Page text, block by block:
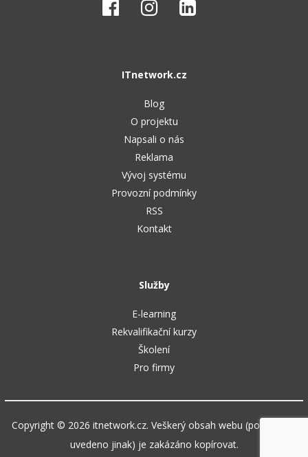
ITnetwork.cz
Blog
O projektu
Napsali o nás
Reklama
Vývoj systému
Provozní podmínky
RSS
Kontakt
Služby
E-learning
Rekvalifikační kurzy
Školení
Pro firmy
Copyright © 2026 itnetwork.cz. Veškerý obsah webu (pokud není
uvedeno jinak) je zakázáno kopírovat.